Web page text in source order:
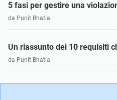
5 fasi per gestire una
da Punit Bhatia
Un riassunto dei 10 requisiti
da Punit Bhatia